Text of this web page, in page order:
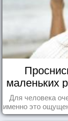
маленьких
Для человека
именно это